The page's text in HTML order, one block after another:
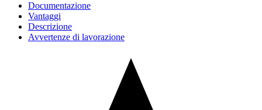
Documentazione
Vantaggi
Descrizione
Avvertenze di lavorazione